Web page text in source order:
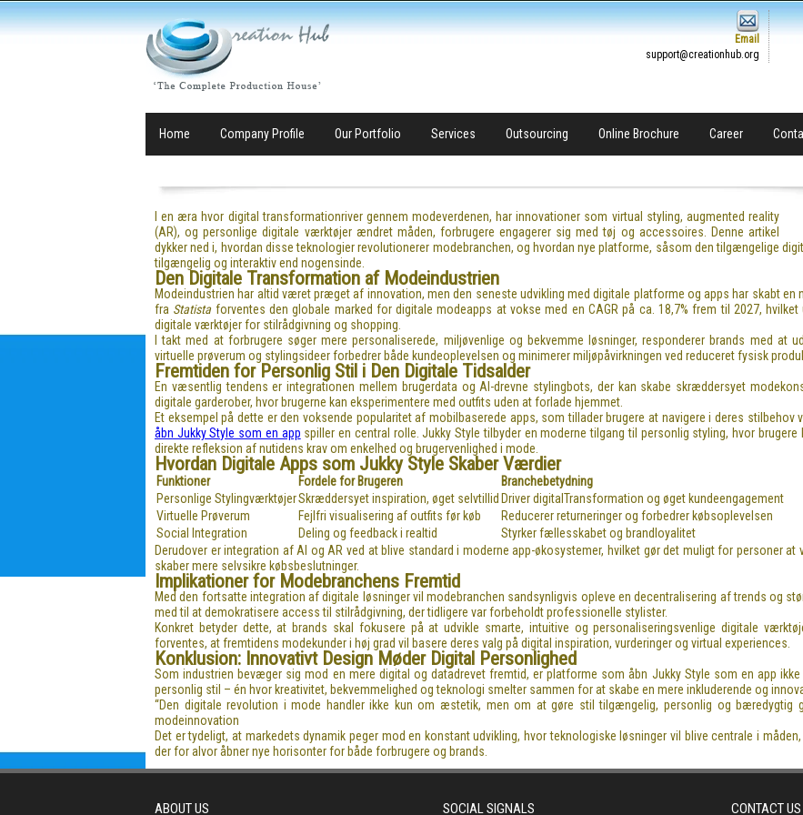
Email
support@creationhub.org
Home Company Profile Our Portfolio Services Outsourcing Online Brochure Career
I en æra hvor digital transformationriver gennem modeverdenen, har innovationer som virtual styling, augmented reality
(AR), og personlige digitale værktøjer ændret måden, forbrugere engagerer sig med tøj og accessoires. Denne artikel
dykker ned i, hvordan disse teknologier revolutionerer modebranchen, og hvordan nye platforme, såsom den tilgængelige
tilgængelig og interaktiv end nogensinde.
Den Digitale Transformation af Modeindustrien
Modeindustrien har altid været præget af innovation, men den seneste udvikling med digitale platforme og apps har skabt
fra Statista forventes den globale marked for digitale modeapps at vokse med en CAGR på ca. 18,7% frem til 2027,
digitale værktøjer for stilrådgivning og shopping.
I takt med at forbrugere søger mere personaliserede, miljøvenlige og bekvemme løsninger, responderer brands med at
virtuelle prøverum og stylingsideer forbedrer både kundeoplevelsen og minimerer miljøpåvirkningen ved reduceret fysisk
Fremtiden for Personlig Stil i Den Digitale Tidsalder
En væsentlig tendens er integrationen mellem brugerdata og AI-drevne stylingbots, der kan skabe skræddersyet
digitale garderober, hvor brugerne kan eksperimentere med outfits uden at forlade hjemmet.
Et eksempel på dette er den voksende popularitet af mobilbaserede apps, som tillader brugere at navigere i deres stilbehov
åbn Jukky Style som en app spiller en central rolle. Jukky Style tilbyder en moderne tilgang til personlig styling, hvor
direkte refleksion af nutidens krav om enkelhed og brugervenlighed i mode.
Hvordan Digitale Apps som Jukky Style Skaber Værdier
Funktioner Fordele for Brugeren
Branchebetydning
Personlige StylingværktøjerSkræddersyet inspiration, øget selvtillid Driver digitalTransformation og øget kundeengagement
Virtuelle Prøverum
Fejlfri visualisering af outfits før køb
Reducerer returneringer og forbedrer købsoplevelsen
Social Integration
Deling og feedback i realtid
Styrker fællesskabet og brandloyalitet
Derudover er integration af AI og AR ved at blive standard i moderne app-økosystemer, hvilket gør det muligt for personer
skaber mere selvsikre købsbeslutninger.
Implikationer for Modebranchens Fremtid
Med den fortsatte integration af digitale løsninger vil modebranchen sandsynligvis opleve en decentralisering af trends og
med til at demokratisere access til stilrådgivning, der tidligere var forbeholdt professionelle stylister.
Konkret betyder dette, at brands skal fokusere på at udvikle smarte, intuitive og personaliseringsvenlige digitale
forventes, at fremtidens modekunder i høj grad vil basere deres valg på digital inspiration, vurderinger og virtual experiences.
Konklusion: Innovativt Design Møder Digital Personlighed
Som industrien bevæger sig mod en mere digital og datadrevet fremtid, er platforme som åbn Jukky Style som en app
personlig stil – én hvor kreativitet, bekvemmelighed og teknologi smelter sammen for at skabe en mere inkluderende og
“Den digitale revolution i mode handler ikke kun om æstetik, men om at gøre stil tilgængelig, personlig og bæredygtig
modeinnovation
Det er tydeligt, at markedets dynamik peger mod en konstant udvikling, hvor teknologiske løsninger vil blive centrale i
der for alvor åbner nye horisonter for både forbrugere og brands.
ABOUT US SOCIAL SIGNALS CONTACT